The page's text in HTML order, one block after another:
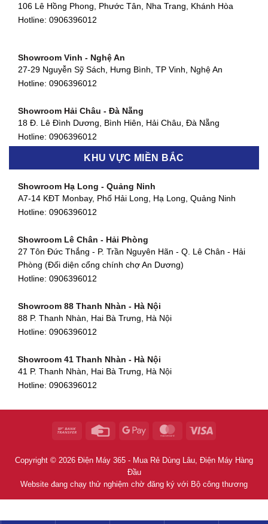
Showroom Quận 11 - TP. HCM
Showroom Quận 4 - TP. HCM
127 Khánh Hội, Phường 3, Quận 4,TP. HCM
Showroom Quận 7 - TP. HCM
877 Huỳnh Tấn Phát, Phú Thuận, Quận 7, TP HCM
Hotline:0906396012
580 Phan Văn Trị, Phường 7, Quận 5, TP HCM
Hotline:0906396012
90 Đ. Cộng Hòa, Phường 4, Tân Bình, TP HCM
Hotline:0906396012
106 Lê Hồng Phong, Phước Tân, Nha Trang, Khánh Hòa
Hotline: 0906396012
Showroom Vinh - Nghệ An
27-29 Nguyễn Sỹ Sách, Hưng Bình, TP Vinh, Nghệ An
Hotline: 0906396012
Showroom Hải Châu - Đà Nẵng
18 Đ. Lê Đình Dương, Bình Hiên, Hải Châu, Đà Nẵng
Hotline: 0906396012
Showroom Thanh Khê - Đà Nẵng
Hotline:0906396012
Showroom Cẩm Lệ - Đà Nẵng
Hotline:0906396012
Showroom Huế
54 Hùng Vương, Phú Hội, Thành phố Huế, Thừa Thiên Huế
Showroom Hà Tĩnh
82 Quang Trung, Thạch Quý, Hà Tĩnh
Showroom Quy Nhơn - Bình Định
956 Trần Hưng Đạo, P, Thành phố Quy Nhơn, Bình Định
KHU VỰC MIỀN BẮC
Showroom Hạ Long - Quảng Ninh
A7-14 KĐT Monbay, Phố Hải Long, Hạ Long, Quảng Ninh
Hotline: 0906396012
Showroom Lê Chân - Hải Phòng
27 Tôn Đức Thắng - P. Trần Nguyên Hãn - Q. Lê Chân - Hải
Phòng (Đối diện cổng chính chợ An Dương)
Hotline: 0906396012
Showroom 88 Thanh Nhàn - Hà Nội
88 P. Thanh Nhàn, Hai Bà Trưng, Hà Nội
Hotline: 0906396012
Showroom 41 Thanh Nhàn - Hà Nội
41 P. Thanh Nhàn, Hai Bà Trưng, Hà Nội
Hotline: 0906396012
268 P. Tây Sơn, Trung Liệt, Đống Đa, Hà Nội
Showroom Khâm Thiên - Hà Nội
Showroom Thái Thịnh - Hà Nội
Copyright © 2026 Điện Máy 365 - Mua Rẻ Dùng Lâu, Điện Máy Hàng
Đầu
Website đang chạy thử nghiệm chờ đăng ký với Bộ công thương